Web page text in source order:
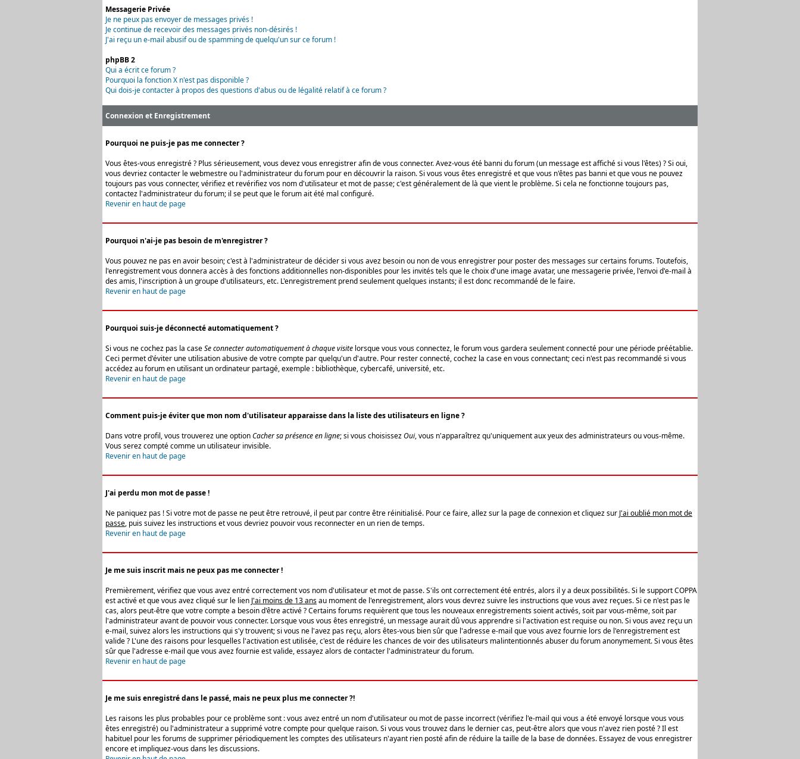
Messagerie Privée
Je ne peux pas envoyer de messages privés !
Je continue de recevoir des messages privés non-désirés !
J'ai reçu un e-mail abusif ou de spamming de quelqu'un sur ce forum !
phpBB 2
Qui a écrit ce forum ?
Pourquoi la fonction X n'est pas disponible ?
Qui dois-je contacter à propos des questions d'abus ou de légalité relatif à ce forum ?
Connexion et Enregistrement
Pourquoi ne puis-je pas me connecter ?
Vous êtes-vous enregistré ? Plus sérieusement, vous devez vous enregistrer afin de vous connecter. Avez-vous été banni du forum (un message est affiché si vous l'êtes) ? Si oui,
vous devriez contacter le webmestre ou l'administrateur du forum pour en découvrir la raison. Si vous vous êtes enregistré et que vous n'êtes pas banni et que vous ne pouvez
toujours pas vous connecter, vérifiez et revérifiez vos nom d'utilisateur et mot de passe; c'est généralement de là que vient le problème. Si cela ne fonctionne toujours pas,
contactez l'administrateur du forum; il se peut que le forum ait été mal configuré.
Revenir en haut de page
Pourquoi n'ai-je pas besoin de m'enregistrer ?
Vous pouvez ne pas en avoir besoin; c'est à l'administrateur de décider si vous avez besoin ou non de vous enregistrer pour poster des messages sur certains forums. Toutefois,
l'enregistrement vous donnera accès à des fonctions additionnelles non-disponibles pour les invités tels que le choix d'une image avatar, une messagerie privée, l'envoi d'e-mail à
des amis, l'inscription à un groupe d'utilisateurs, etc. L'enregistrement prend seulement quelques instants; il est donc recommandé de le faire.
Revenir en haut de page
Pourquoi suis-je déconnecté automatiquement ?
Si vous ne cochez pas la caseSe connecter automatiquement à chaque visite lorsque vous vous connectez, le forum vous gardera seulement connecté pour une période préétablie.
Ceci permet d'éviter une utilisation abusive de votre compte par quelqu'un d'autre. Pour rester connecté, cochez la case en vous connectant; ceci n'est pas recommandé si vous
accédez au forum en utilisant un ordinateur partagé, exemple : bibliothèque, cybercafé, université, etc.
Revenir en haut de page
Comment puis-je éviter que mon nom d'utilisateur apparaisse dans la liste des utilisateurs en ligne ?
Dans votre profil, vous trouverez une optionCacher sa présence en ligne; si vous choisissezOui, vous n'apparaîtrez qu'uniquement aux yeux des administrateurs ou vous-même.
Vous serez compté comme un utilisateur invisible.
Revenir en haut de page
J'ai perdu mon mot de passe !
Ne paniquez pas ! Si votre mot de passe ne peut être retrouvé, il peut par contre être réinitialisé. Pour ce faire, allez sur la page de connexion et cliquez sur J'ai oublié mon mot de
passe, puis suivez les instructions et vous devriez pouvoir vous reconnecter en un rien de temps.
Revenir en haut de page
Je me suis inscrit mais ne peux pas me connecter !
Premièrement, vérifiez que vous avez entré correctement vos nom d'utilisateur et mot de passe. S'ils ont correctement été entrés, alors il y a deux possibilités. Si le support COPPA
est activé et que vous avez cliqué sur le lien J'ai moins de 13 ansau moment de l'enregistrement, alors vous devrez suivre les instructions que vous avez reçues. Si ce n'est pas le
cas, alors peut-être que votre compte a besoin d'être activé ? Certains forums requièrent que tous les nouveaux enregistrements soient activés, soit par vous-même, soit par
l'administrateur avant de pouvoir vous connecter. Lorsque vous vous êtes enregistré, un message aurait dû vous apprendre si l'activation est requise ou non. Si vous avez reçu un
e-mail, suivez alors les instructions qui s'y trouvent; si vous ne l'avez pas reçu, alors êtes-vous bien sûr que l'adresse e-mail que vous avez fournie lors de l'enregistrement est
valide ? L'une des raisons pour lesquelles l'activation est utilisée, c'est de réduire les chances de voir des utilisateurs malintentionnés abuser du forum anonymement. Si vous êtes
sûr que l'adresse e-mail que vous avez fournie est valide, essayez alors de contacter l'administrateur du forum.
Revenir en haut de page
Je me suis enregistré dans le passé, mais ne peux plus me connecter ?!
Les raisons les plus probables pour ce problème sont : vous avez entré un nom d'utilisateur ou mot de passe incorrect (vérifiez l'e-mail qui vous a été envoyé lorsque vous vous
êtes enregistré) ou l'administrateur a supprimé votre compte pour quelque raison. Si vous vous trouvez dans le dernier cas, peut-être alors que vous n'avez rien posté ? Il est
habituel pour les forums de supprimer périodiquement les comptes des utilisateurs n'ayant rien posté afin de réduire la taille de la base de données. Essayez de vous enregistrer
encore et impliquez-vous dans les discussions.